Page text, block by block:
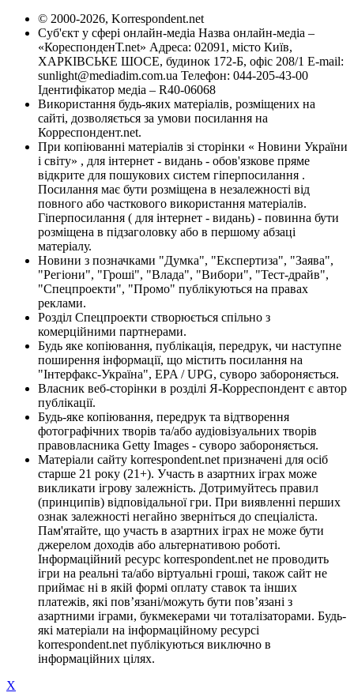
© 2000-2026, Korrespondent.net
Суб'єкт у сфері онлайн-медіа Назва онлайн-медіа –
«КореспонденТ.net» Адреса: 02091, місто Київ,
ХАРКІВСЬКЕ ШОСЕ, будинок 172-Б, офіс 208/1 E-mail:
sunlight@mediadim.com.ua Телефон: 044-205-43-00
Ідентифікатор медіа – R40-06068
Використання будь-яких матеріалів, розміщених на
сайті, дозволяється за умови посилання на
Корреспондент.net.
При копіюванні матеріалів зі сторінки « Новини України
і світу» , для інтернет - видань - обов'язкове пряме
відкрите для пошукових систем гіперпосилання .
Посилання має бути розміщена в незалежності від
повного або часткового використання матеріалів.
Гіперпосилання ( для інтернет - видань) - повинна бути
розміщена в підзаголовку або в першому абзаці
матеріалу.
Новини з позначками "Думка", "Експертиза", "Заява",
"Регіони", "Гроші", "Влада", "Вибори", "Тест-драйв",
"Спецпроекти", "Промо" публікуються на правах
реклами.
Розділ Спецпроекти створюється спільно з
комерційними партнерами.
Будь яке копіювання, публікація, передрук, чи наступне
поширення інформації, що містить посилання на
"Інтерфакс-Україна", EPA / UPG, суворо забороняється.
Власник веб-сторінки в розділі Я-Корреспондент є автор
публікації.
Будь-яке копіювання, передрук та відтворення
фотографічних творів та/або аудіовізуальних творів
правовласника Getty Images - суворо забороняється.
Матеріали сайту korrespondent.net призначені для осіб
старше 21 року (21+). Участь в азартних іграх може
викликати ігрову залежність. Дотримуйтесь правил
(принципів) відповідальної гри. При виявленні перших
ознак залежності негайно зверніться до спеціаліста.
Пам'ятайте, що участь в азартних іграх не може бути
джерелом доходів або альтернативою роботі.
Інформаційний ресурс korrespondent.net не проводить
ігри на реальні та/або віртуальні гроші, також сайт не
приймає ні в якій формі оплату ставок та інших
платежів, які пов’язані/можуть бути пов’язані з
азартними іграми, букмекерами чи тоталізаторами. Будь-
які матеріали на інформаційному ресурсі
korrespondent.net публікуються виключно в
інформаційних цілях.
X